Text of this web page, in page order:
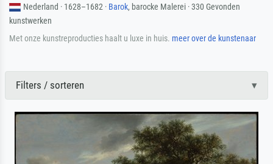
Nederland · 1628–1682 · Barok, barocke Malerei · 330 Gevonden
kunstwerken
Met onze kunstreproducties haalt u luxe in huis. meer over de kunstenaar
Filters / sorteren